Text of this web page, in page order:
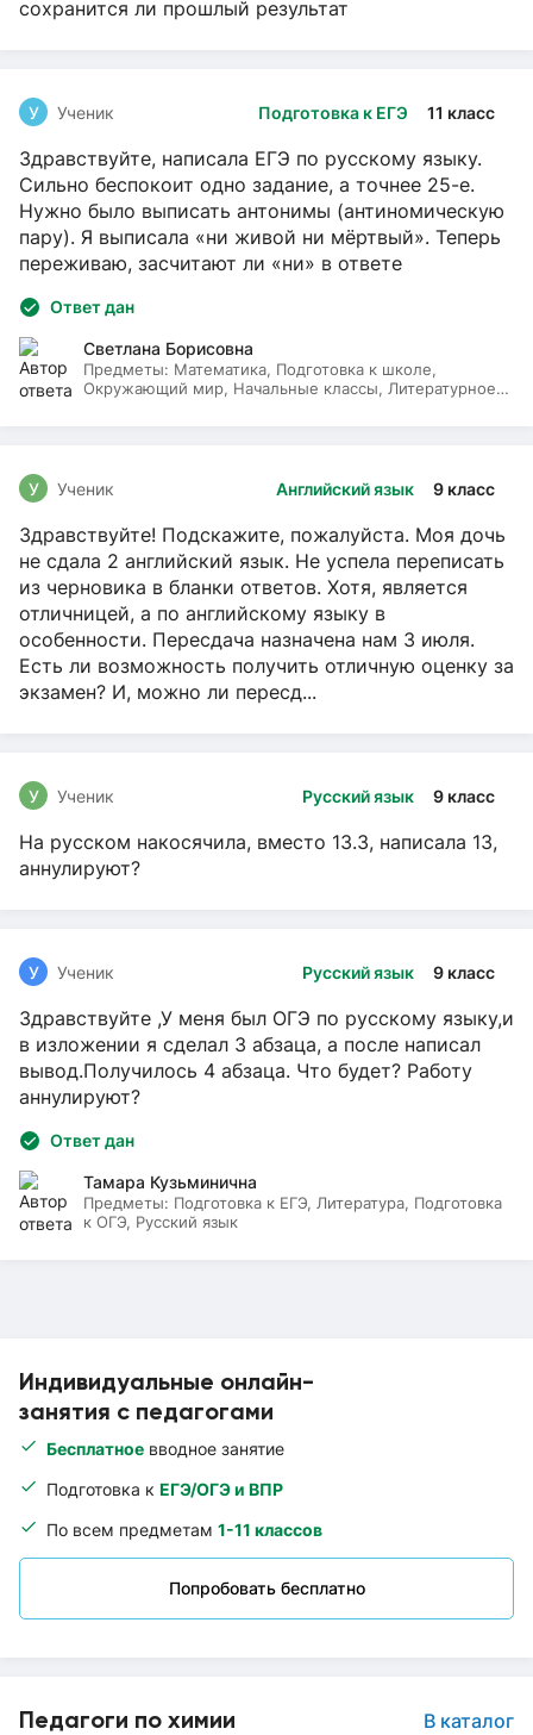
Индивидуальные онлайн-
занятия с педагогами
Бесплатное вводное занятие
Подготовка к ЕГЭ/ОГЭ и ВПР
По всем предметам 1-11 классов
Попробовать бесплатно
Педагоги по химии В каталог
сохранится ли прошлый результат
Подготовка к ЕГЭ 11 класс
У Ученик
Здравствуйте, написала ЕГЭ по русскому языку.
Сильно беспокоит одно задание, а точнее 25-е.
Нужно было выписать антонимы (антиномическую
пару). Я выписала «ни живой ни мёртвый». Теперь
переживаю, засчитают ли «ни» в ответе
Ответ дан
Светлана Борисовна
Предметы: Математика, Подготовка к школе,
Окружающий мир, Начальные классы, Литературное
Английский язык 9 класс
У Ученик
Здравствуйте! Подскажите, пожалуйста. Моя дочь
не сдала 2 английский язык. Не успела переписать
из черновика в бланки ответов. Хотя, является
отличницей, а по английскому языку в
особенности. Пересдача назначена нам 3 июля.
Есть ли возможность получить отличную оценку за
экзамен? И, можно ли пересд...
Русский язык 9 класс
У Ученик
На русском накосячила, вместо 13.3, написала 13,
аннулируют?
Русский язык 9 класс
У Ученик
Здравствуйте ,У меня был ОГЭ по русскому языку,и
в изложении я сделал 3 абзаца, а после написал
вывод.Получилось 4 абзаца. Что будет? Работу
аннулируют?
Ответ дан
Тамара Кузьминична
Предметы: Подготовка к ЕГЭ, Литература, Подготовка
к ОГЭ, Русский язык